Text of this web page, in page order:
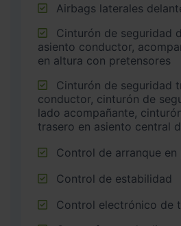
Airbags laterales
asiento conductor,
en altura con pretensores
conductor, cinturón de
lado acompañante,
trasero en asiento central
Control de arranque en
Control de estabilidad
Control electrónico de